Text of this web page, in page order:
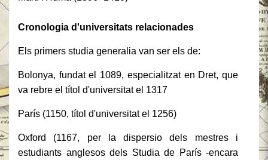
Cronologia d'universitats relacionades
Els primers studia generalia van ser els de:
Bolonya, fundat el 1089, especialitzat en Dret, que
va rebre el títol d'universitat el 1317
París (1150, títol d'universitat el 1256)
Oxford (1167, per la dispersio dels mestres i
estudiants anglesos dels Studia de París -encara